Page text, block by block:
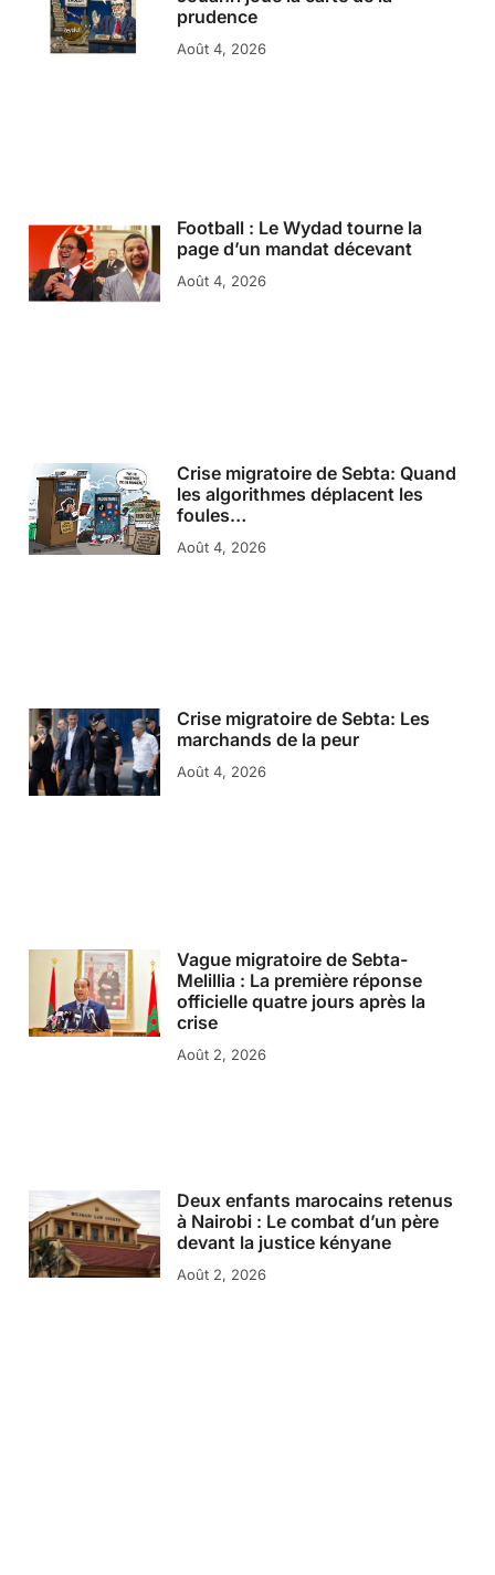
prudence
Août 4, 2026
Football : Le Wydad tourne la
page d’un mandat décevant
Août 4, 2026
Crise migratoire de Sebta: Quand
les algorithmes déplacent les
foules…
Août 4, 2026
Crise migratoire de Sebta: Les
marchands de la peur
Août 4, 2026
Vague migratoire de Sebta-
Melillia : La première réponse
officielle quatre jours après la
crise
Août 2, 2026
Deux enfants marocains retenus
à Nairobi : Le combat d’un père
devant la justice kényane
Août 2, 2026